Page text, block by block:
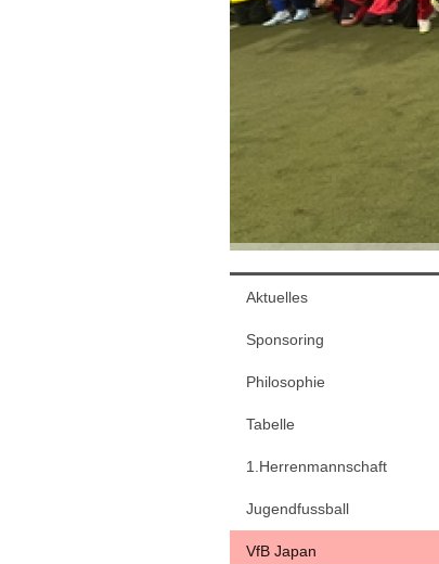
Aktuelles
Sponsoring
Philosophie
Tabelle
1.Herrenmannschaft
Jugendfussball
VfB Japan